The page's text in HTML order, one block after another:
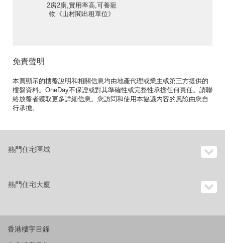
2房2廁,實用率高,可養寵
物《山村閣出租單位》
免責聲明
本頁顯示的樓盤說明和相關信息均由地產代理或業主或第三方提供的
樓盤資料。OneDay不保證或對其準確性或完整性承擔任何責任。請聯
絡放盤者獲取更多詳細信息。您訪問和使用本協議內容的風險由您自
行承擔。
熱門住宅區域
熱門住宅大廈
香港樓宇目錄